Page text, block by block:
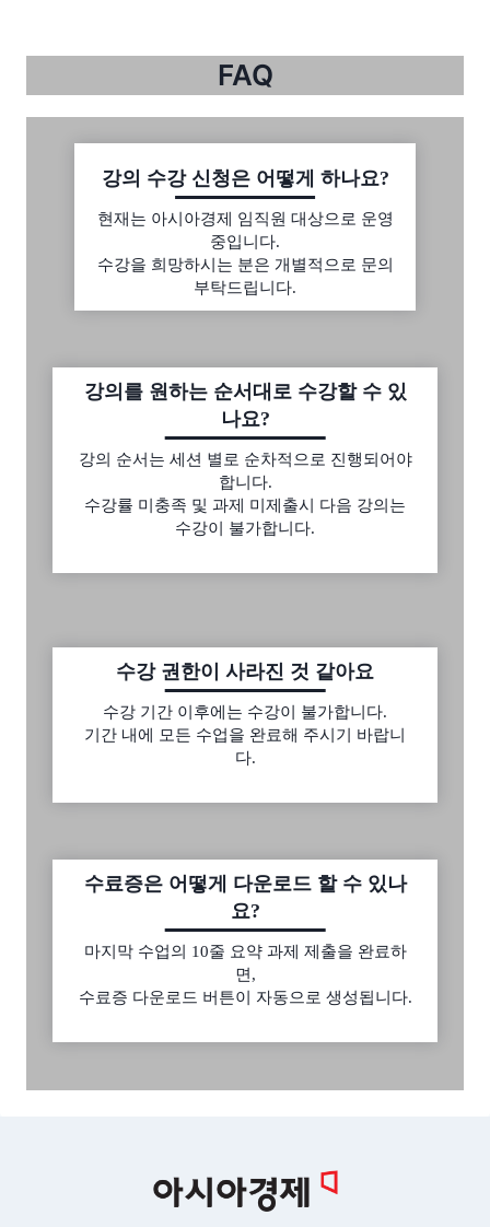
FAQ
강의 수강 신청은 어떻게 하나요?
현재는 아시아경제 임직원 대상으로 운영
중입니다.
수강을 희망하시는 분은 개별적으로 문의
부탁드립니다.
강의를 원하는 순서대로 수강할 수 있
나요?
강의 순서는 세션 별로 순차적으로 진행되어야
합니다.
수강률 미충족 및 과제 미제출시 다음 강의는
수강이 불가합니다.
수강 권한이 사라진 것 같아요
수강 기간 이후에는 수강이 불가합니다.
기간 내에 모든 수업을 완료해 주시기 바랍니
다.
수료증은 어떻게 다운로드 할 수 있나
요?
마지막 수업의 10줄 요약 과제 제출을 완료하
면,
수료증 다운로드 버튼이 자동으로 생성됩니다.